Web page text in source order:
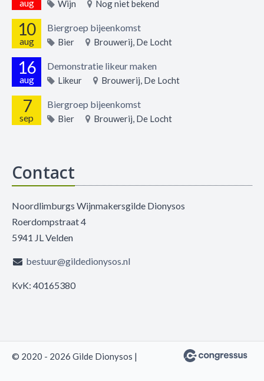
aug Wijn Nog niet bekend
10
aug
Biergroep bijeenkomst
Bier Brouwerij, De Locht
16
aug
Demonstratie likeur maken
Likeur Brouwerij, De Locht
7
sep
Biergroep bijeenkomst
Bier Brouwerij, De Locht
Contact
Noordlimburgs Wijnmakersgilde Dionysos
Roerdompstraat 4
5941 JL Velden
bestuur@gildedionysos.nl
KvK: 40165380
© 2020 - 2026 Gilde Dionysos |